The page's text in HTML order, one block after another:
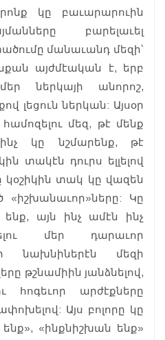
կը բաւարարուին
բարելաւել
մանաւանդ մեզի՝
այժմէական է, երբ
ներկայի անորոշ,
լեցուն ներկան: Այսօր
մեզ, թէ մենք
կը նշմարենք, թէ
տակէն դուրս ելլելով
կօշիկին տակ կը վազեն
«իշխանաւոր»ները: Կը
այն ինչ ամէն ինչ
մեր դարաւոր
նախնիներէն մեզի
թշնամիին յանձնելով,
հոգեւոր արժէքները
Այս բոլորը կը
«ինքնիշխան ենք»